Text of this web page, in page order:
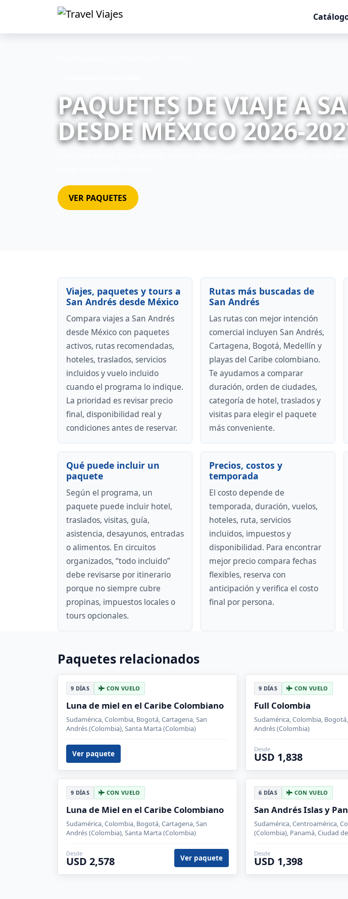
PAQUETES DE VIAJE A
DESDE MÉXICO 2026-
VER PAQUETES
Viajes, paquetes y tours a
San Andrés desde México
Compara viajes a San Andrés
desde México con paquetes
activos, rutas recomendadas,
hoteles, traslados, servicios
incluidos y vuelo incluido
cuando el programa lo indique.
La prioridad es revisar precio
final, disponibilidad real y
condiciones antes de reservar.
Rutas más buscadas de
San Andrés
Las rutas con mejor intención
comercial incluyen San Andrés,
Cartagena, Bogotá, Medellín y
playas del Caribe colombiano.
Te ayudamos a comparar
duración, orden de ciudades,
categoría de hotel, traslados y
visitas para elegir el paquete
más conveniente.
Qué puede incluir un
paquete
Según el programa, un
paquete puede incluir hotel,
traslados, visitas, guía,
asistencia, desayunos, entradas
o alimentos. En circuitos
organizados, “todo incluido”
debe revisarse por itinerario
porque no siempre cubre
propinas, impuestos locales o
tours opcionales.
Precios, costos y
temporada
El costo depende de
temporada, duración, vuelos,
hoteles, ruta, servicios
incluidos, impuestos y
disponibilidad. Para encontrar
mejor precio compara fechas
flexibles, reserva con
anticipación y verifica el costo
final por persona.
Paquetes relacionados
9 DÍAS CON VUELO
Luna de miel en el Caribe Colombiano
Sudamérica, Colombia, Bogotá, Cartagena, San
Andrés (Colombia), Santa Marta (Colombia)
Ver paquete
9 DÍAS CON VUELO
Full Colombia
Sudamérica, Colombia,
Andrés (Colombia)
Desde
USD 1,838
9 DÍAS CON VUELO
Luna de Miel en el Caribe Colombiano
Sudamérica, Colombia, Bogotá, Cartagena, San
Andrés (Colombia), Santa Marta (Colombia)
Desde
USD 2,578 Ver paquete
6 DÍAS CON VUELO
San Andrés Islas y
Sudamérica, Centroamérica,
(Colombia), Panamá, Ciudad
Desde
USD 1,398